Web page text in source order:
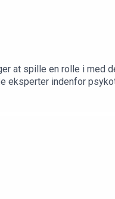
at spille en rolle i med
eksperter indenfor
i gymnasiet, da
var en drengedrøm at